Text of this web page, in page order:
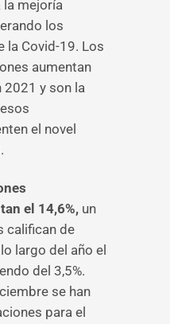
mejoría
los
la Covid-19. Los
aumentan
2021 y son la
el novel
el 14,6%, un
califican de
largo del año el
del 3,5%.
se han
para el